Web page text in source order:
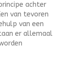
achter
van tevoren
van een
er allemaal